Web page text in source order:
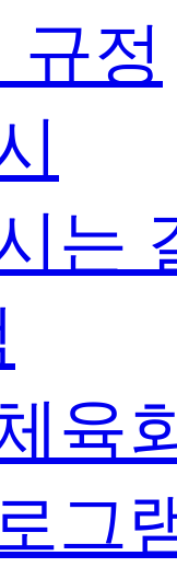
규정
는
육
그